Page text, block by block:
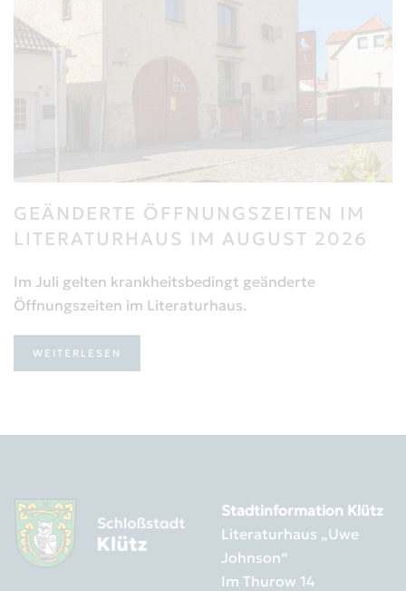
GEÄNDERTE ÖFFNUNGSZEITEN IM
LITERATURHAUS IM AUGUST 2026
Im Juli gelten krankheitsbedingt geänderte
Öffnungszeiten im Literaturhaus.
WEITERLESEN
Stadtinformation Klütz
Literaturhaus „Uwe
Johnson“
Im Thurow 14